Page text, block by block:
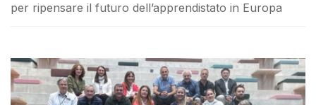
per ripensare il futuro dell’apprendistato in Europa